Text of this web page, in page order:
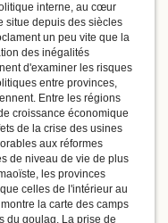
interne, au cœur
situe depuis des siècles
un peu vite que la
des inégalités
d'examiner les risques
entre provinces,
Entre les régions
croissance économique
de la crise des usines
aux réformes
de niveau de vie de plus
les provinces
celles de l'intérieur au
la carte des camps
du goulag. La prise de